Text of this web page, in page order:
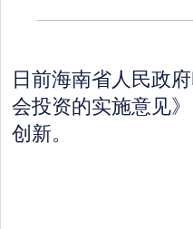
日前海南省人民政
会投资的实施意见
创新。